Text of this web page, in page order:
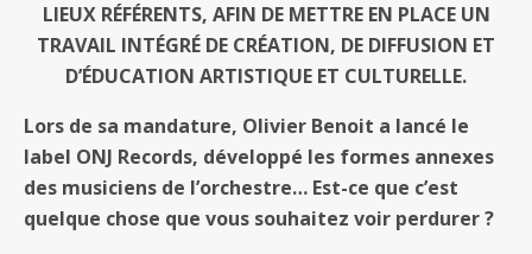
LIEUX RÉFÉRENTS, AFIN DE METTRE EN PLACE UN
TRAVAIL INTÉGRÉ DE CRÉATION, DE DIFFUSION ET
D’ÉDUCATION ARTISTIQUE ET CULTURELLE.
Lors de sa mandature, Olivier Benoit a lancé le
label ONJ Records, développé les formes annexes
des musiciens de l’orchestre… Est-ce que c’est
quelque chose que vous souhaitez voir perdurer ?